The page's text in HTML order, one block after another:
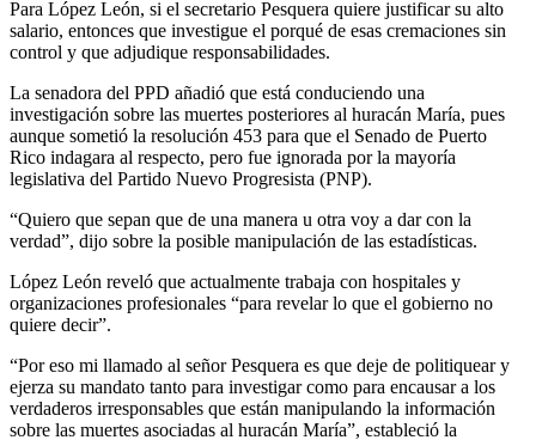
Para López León, si el secretario Pesquera quiere justificar su alto
salario, entonces que investigue el porqué de esas cremaciones sin
control y que adjudique responsabilidades.
La senadora del PPD añadió que está conduciendo una
investigación sobre las muertes posteriores al huracán María, pues
aunque sometió la resolución 453 para que el Senado de Puerto
Rico indagara al respecto, pero fue ignorada por la mayoría
legislativa del Partido Nuevo Progresista (PNP).
“Quiero que sepan que de una manera u otra voy a dar con la
verdad”, dijo sobre la posible manipulación de las estadísticas.
López León reveló que actualmente trabaja con hospitales y
organizaciones profesionales “para revelar lo que el gobierno no
quiere decir”.
“Por eso mi llamado al señor Pesquera es que deje de politiquear y
ejerza su mandato tanto para investigar como para encausar a los
verdaderos irresponsables que están manipulando la información
sobre las muertes asociadas al huracán María”, estableció la